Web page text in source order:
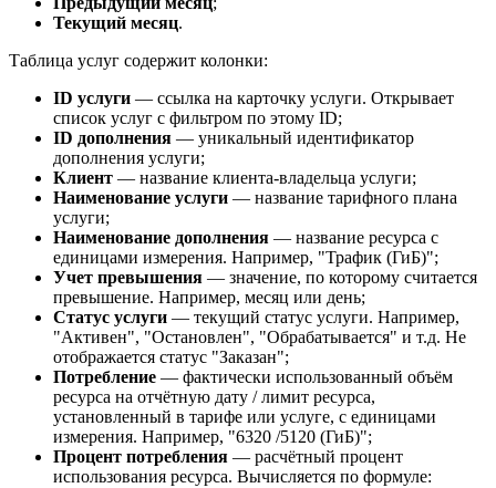
Текущий месяц.
Таблица услуг содержит колонки:
ID услуги — ссылка на карточку услуги. Открывает
список услуг с фильтром по этому ID;
ID дополнения — уникальный идентификатор
дополнения услуги;
Клиент — название клиента-владельца услуги;
Наименование услуги — название тарифного плана
услуги;
Наименование дополнения — название ресурса с
единицами измерения. Например, "Трафик (ГиБ)";
Учет превышения — значение, по которому считается
превышение. Например, месяц или день;
Статус услуги — текущий статус услуги. Например,
"Активен", "Остановлен", "Обрабатывается" и т.д. Не
отображается статус "Заказан";
Потребление — фактически использованный объём
ресурса на отчётную дату / лимит ресурса,
установленный в тарифе или услуге, с единицами
измерения. Например, "6320 /5120 (ГиБ)";
Процент потребления — расчётный процент
использования ресурса. Вычисляется по формуле: